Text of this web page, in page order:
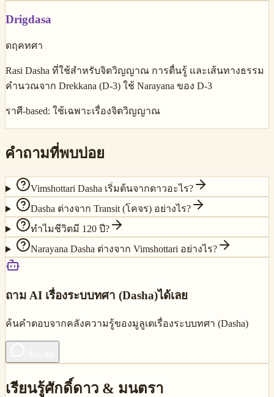
Drigdasa
ดฤคทศา
Rasi Dasha ที่ใช้สำหรับจิตวิญญาณ การตื่นรู้ และเส้นทางธรรม
คำนวณจาก Drekkana (D-3) ใช้ Narayana ของ D-3
ราศี-based: ใช้เฉพาะเรื่องจิตวิญญาณ
คำถามที่พบบ่อย
Vimshottari Dasha เริ่มต้นจากดาวอะไร?
Dasha ต่างจาก Transit (โคจร) อย่างไร?
ทำไมชีวิตมี 120 ปี?
Narayana Dasha ต่างจาก Vimshottari อย่างไร?
ถาม AI เรื่องระบบทศา (Dasha)ได้เลย
ค้นคำตอบจากคลังความรู้ของมูลูเตเรื่องระบบทศา (Dasha)
เรียนรู้ศักดิ์ดาว & มนตรา